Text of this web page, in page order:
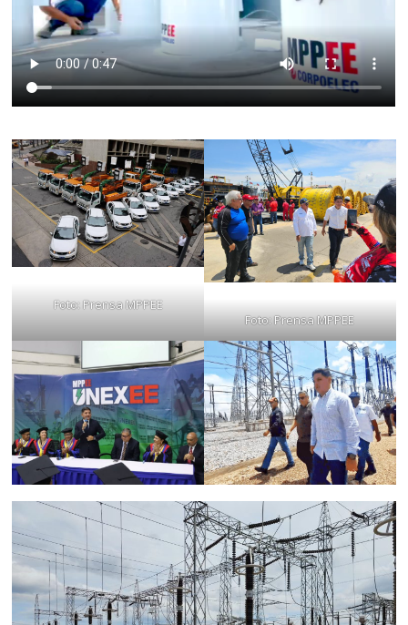
Foto: Prensa MPPEE
Foto: Prensa MPPEE